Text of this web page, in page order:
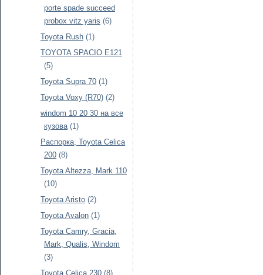
porte spade succeed
probox vitz yaris (6)
Toyota Rush (1)
TOYOTA SPACIO E121
(5)
Toyota Supra 70 (1)
Toyota Voxy (R70) (2)
windom 10 20 30 на все
кузова (1)
Распорка, Toyota Celica
200 (8)
Toyota Altezza, Mark 110
(10)
Toyota Aristo (2)
Toyota Avalon (1)
Toyota Camry, Gracia,
Mark, Qualis, Windom
(3)
Toyota Celica 230 (8)